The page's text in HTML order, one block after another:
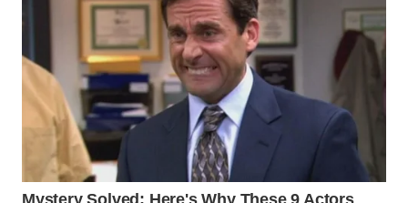
WN
SOLO
BOROBUDUR